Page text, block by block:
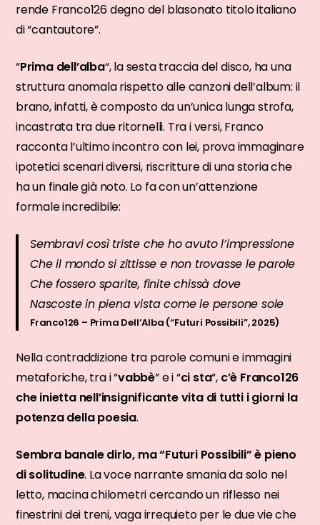
rende Franco126 degno del blasonato titolo italiano
di “cantautore”.
“Prima dell’alba“, la sesta traccia del disco, ha una
struttura anomala rispetto alle canzoni dell’album: il
brano, infatti, è composto da un’unica lunga strofa,
incastrata tra due ritornelli. Tra i versi, Franco
racconta l’ultimo incontro con lei, prova immaginare
ipotetici scenari diversi, riscritture di una storia che
ha un finale già noto. Lo fa con un’attenzione
formale incredibile:
Sembravi così triste che ho avuto l’impressione
Che il mondo si zittisse e non trovasse le parole
Che fossero sparite, finite chissà dove
Nascoste in piena vista come le persone sole
Franco126 – Prima Dell’Alba (“Futuri Possibili”, 2025)
Nella contraddizione tra parole comuni e immagini
metaforiche, tra i “vabbè” e i “ci sta“, c’è Franco126
che inietta nell’insignificante vita di tutti i giorni la
potenza della poesia.
Sembra banale dirlo, ma “Futuri Possibili” è pieno
di solitudine. La voce narrante smania da solo nel
letto, macina chilometri cercando un riflesso nei
finestrini dei treni, vaga irrequieto per le due vie che